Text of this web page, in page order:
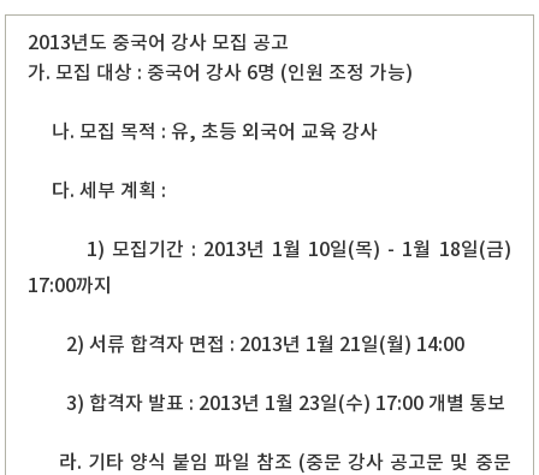
2013년도 중국어 강사 모집 공고
가. 모집 대상 : 중국어 강사 6명 (인원 조정 가능)
나. 모집 목적 : 유, 초등 외국어 교육 강사
다. 세부 계획 :
1) 모집기간 : 2013년 1월 10일(목) - 1월 18일(금)
17:00까지
2) 서류 합격자 면접 : 2013년 1월 21일(월) 14:00
3) 합격자 발표 : 2013년 1월 23일(수) 17:00 개별 통보
라. 기타 양식 붙임 파일 참조 (중문 강사 공고문 및 중문